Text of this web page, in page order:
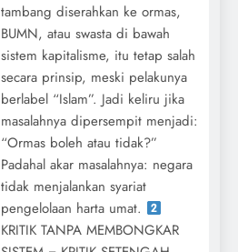
tambang diserahkan ke ormas,
BUMN, atau swasta di bawah
sistem kapitalisme, itu tetap salah
secara prinsip, meski pelakunya
berlabel “Islam”. Jadi keliru jika
masalahnya dipersempit menjadi:
“Ormas boleh atau tidak?”
Padahal akar masalahnya: negara
tidak menjalankan syariat
pengelolaan harta umat.
KRITIK TANPA MEMBONGKAR